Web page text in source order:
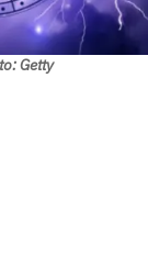
Getty